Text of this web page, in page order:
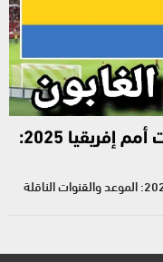
المغرب يواجه الغابون في تصفيات أمم إفريقيا 2025: